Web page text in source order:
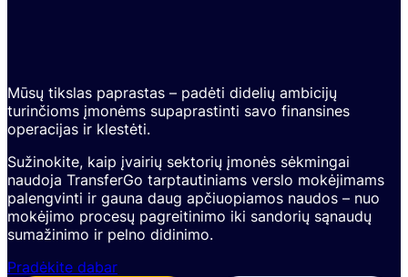
Mūsų tikslas paprastas – padėti didelių ambicijų
turinčioms įmonėms supaprastinti savo finansines
operacijas ir klestėti.
Sužinokite, kaip įvairių sektorių įmonės sėkmingai
naudoja TransferGo tarptautiniams verslo mokėjimams
palengvinti ir gauna daug apčiuopiamos naudos – nuo
mokėjimo procesų pagreitinimo iki sandorių sąnaudų
sumažinimo ir pelno didinimo.
Pradėkite dabar